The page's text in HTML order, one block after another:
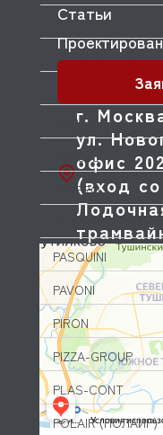
ORVED
OZTIRYAKILER
P.L. Proff Cuisine
PACKVAC
PACOJET
PANERO
PASQUINI
PAVONI
PIRON
PIZZA-GROUP
PLAS-CONT
POLAIR (ПОЛАИР)
г.
ул.
офис
(вход
Статьи